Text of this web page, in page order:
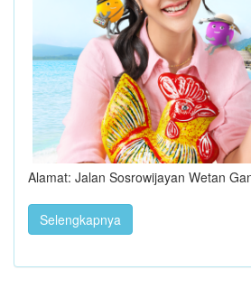
Alamat: Jalan Sosrowijayan Wetan
Selengkapnya